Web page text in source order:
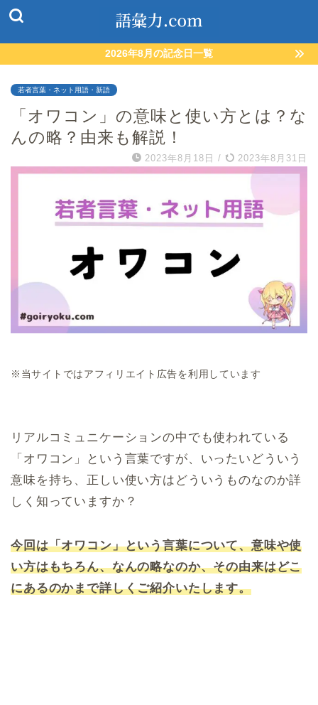
2026年8月の記念日一覧
若者言葉・ネット用語・新語
「オワコン」の意味と使い方とは？な
んの略？由来も解説！
2023年8月18日 / 2023年8月31日
※当サイトではアフィリエイト広告を利用しています
リアルコミュニケーションの中でも使われている
「オワコン」という言葉ですが、いったいどういう
意味を持ち、正しい使い方はどういうものなのか詳
しく知っていますか？
今回は「オワコン」という言葉について、意味や使
い方はもちろん、なんの略なのか、その由来はどこ
にあるのかまで詳しくご紹介いたします。